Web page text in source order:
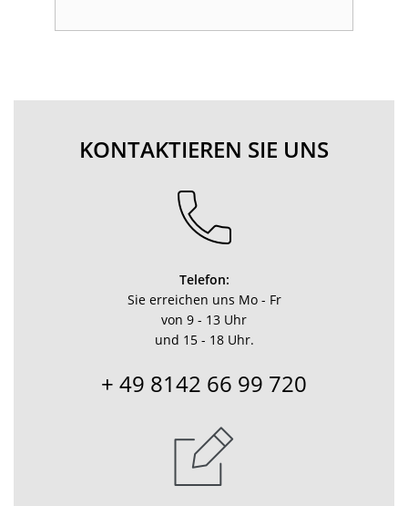
KONTAKTIEREN SIE UNS
Telefon:
Sie erreichen uns Mo - Fr
von 9 - 13 Uhr
und 15 - 18 Uhr.
+ 49 8142 66 99 720